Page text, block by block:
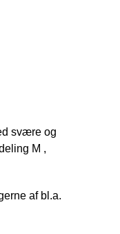
svære og
M ,
af bl.a.